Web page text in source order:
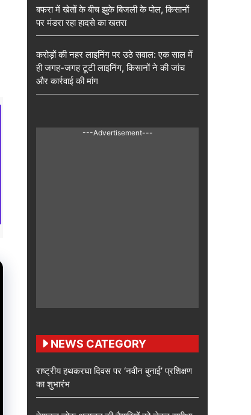
बफरा में खेतों के बीच झुके बिजली के पोल, किसानों
पर मंडरा रहा हादसे का खतरा
करोड़ों की नहर लाइनिंग पर उठे सवाल: एक साल में
ही जगह-जगह टूटी लाइनिंग, किसानों ने की जांच
और कार्रवाई की मांग
---Advertisement---
NEWS CATEGORY
राष्ट्रीय हथकरघा दिवस पर ‘नवीन बुनाई’ प्रशिक्षण
का शुभारंभ